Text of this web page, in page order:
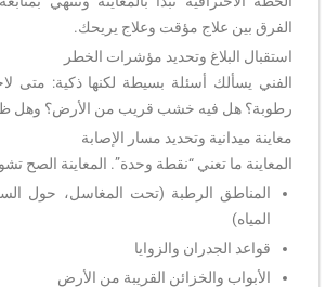
الفرق بين علاج مؤقت وعلاج يريحك.
استقبال البلاغ وتحديد مؤشرات الخطر
الفني يسألك أسئلة بسيطة لكنها ذكية: متى
رطوبة؟ هل فيه خشب قريب من الأرض؟ وهل
معاينة ميدانية وتحديد مسار الإصابة
المعاينة ما تعني “نقطة وحدة”. المعاينة الصح
المناطق الرطبة (تحت المغاسل، حول
المياه)
قواعد الجدران والزوايا
الأبواب والخزائن القريبة من الأرض